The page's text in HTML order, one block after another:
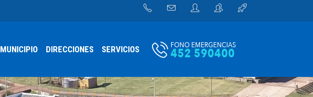
MUNICIPIO DIRECCIONES SERVICIOS